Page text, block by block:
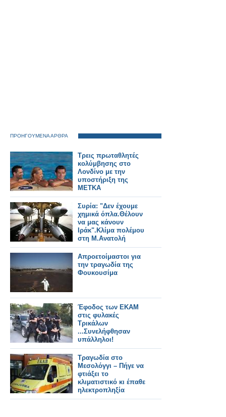
ΠΡΟΗΓΟΥΜΕΝΑ ΑΡΘΡΑ
Τρεις πρωταθλητές
κολύμβησης στο
Λονδίνο με την
υποστήριξη της
ΜΕΤΚΑ
Συρία: "Δεν έχουμε
χημικά όπλα.Θέλουν
να μας κάνουν
Ιράκ".Κλίμα πολέμου
στη Μ.Ανατολή
Απροετοίμαστοι για
την τραγωδία της
Φουκουσίμα
Έφοδος των ΕΚΑΜ
στις φυλακές
Τρικάλων
...Συνελήφθησαν
υπάλληλοι!
Τραγωδία στο
Μεσολόγγι – Πήγε να
φτιάξει το
κλιματιστικό κι έπαθε
ηλεκτροπληξία